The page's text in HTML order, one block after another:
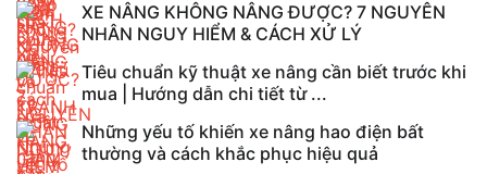
XE NÂNG KHÔNG NÂNG ĐƯỢC? 7 NGUYÊN
NHÂN NGUY HIỂM & CÁCH XỬ LÝ
Tiêu chuẩn kỹ thuật xe nâng cần biết trước khi
mua | Hướng dẫn chi tiết từ ...
Những yếu tố khiến xe nâng hao điện bất
thường và cách khắc phục hiệu quả